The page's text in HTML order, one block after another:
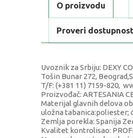
O proizvodu
Proveri
Uvoznik za Srbiju: DEXY
Tošin Bunar 272,
T/F: (+381 11) 7159-820,
Proizvođač: ARTESANIA
Materijal glavnih delova
uložna tabanica:poliester;
Zemlja porekla: Spanija
Kvalitet kontrolisao: